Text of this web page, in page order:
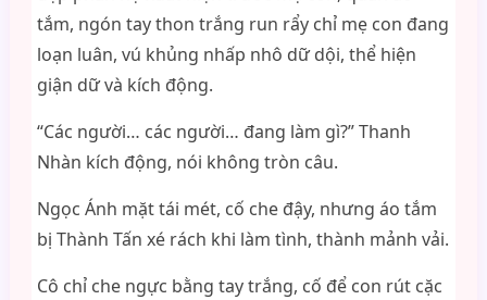
tắm, ngón tay thon trắng run rẩy chỉ mẹ con đang
loạn luân, vú khủng nhấp nhô dữ dội, thể hiện
giận dữ và kích động.
“Các người… các người… đang làm gì?” Thanh
Nhàn kích động, nói không tròn câu.
Ngọc Ánh mặt tái mét, cố che đậy, nhưng áo tắm
bị Thành Tấn xé rách khi làm tình, thành mảnh vải.
Cô chỉ che ngực bằng tay trắng, cố để con rút cặc